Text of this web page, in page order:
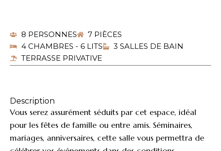
8 PERSONNES
7 PIÈCES
4 CHAMBRES - 6 LITS
3 SALLES DE BAIN
TERRASSE PRIVATIVE
Description
Vous serez assurément séduits par cet espace, idéal
pour les fêtes de famille ou entre amis. Séminaires,
mariages, anniversaires, cette salle vous permettra de